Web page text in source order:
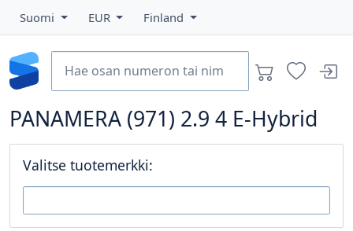
Suomi EUR Finland
PANAMERA (971) 2.9 4 E-Hybrid
Valitse tuotemerkki: